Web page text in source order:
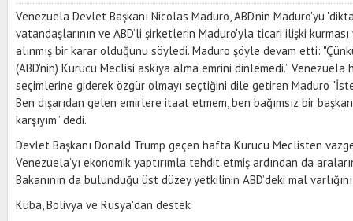
Venezuela Devlet Başkanı Nicolas Maduro, ABD'nin Maduro'yu
vatandaşlarının ve ABD’li şirketlerin Maduro'yla ticari ilişki kurması
alınmış bir karar olduğunu söyledi. Maduro şöyle devam etti:
(ABD'nin) Kurucu Meclisi askıya alma emrini dinlemedi.” Venezuela
seçimlerine giderek özgür olmayı seçtiğini dile getiren Maduro
Ben dışarıdan gelen emirlere itaat etmem, ben bağımsız bir
karşıyım” dedi.
Devlet Başkanı Donald Trump geçen hafta Kurucu Meclisten
Venezuela’yı ekonomik yaptırımla tehdit etmiş ardından da
Bakanının da bulunduğu üst düzey yetkilinin ABD’deki mal
Küba, Bolivya ve Rusya'dan destek